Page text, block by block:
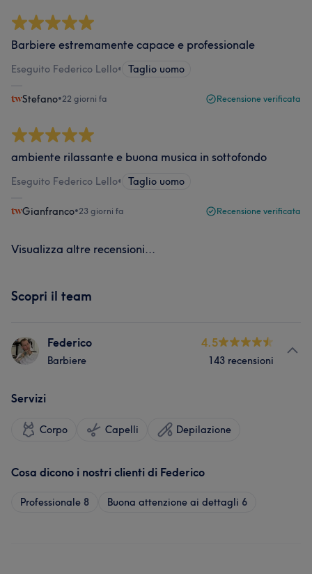
Barbiere estremamente capace e professionale
Eseguito Federico Lello• Taglio uomo
Stefano•22 giorni fa Recensione verificata
ambiente rilassante e buona musica in sottofondo
Eseguito Federico Lello• Taglio uomo
Gianfranco•23 giorni fa Recensione verificata
Visualizza altre recensioni...
Scopri il team
Federico
Barbiere
4.5
143 recensioni
Servizi
Corpo Capelli Depilazione
Cosa dicono i nostri clienti di Federico
Professionale 8 Buona attenzione ai dettagli 6